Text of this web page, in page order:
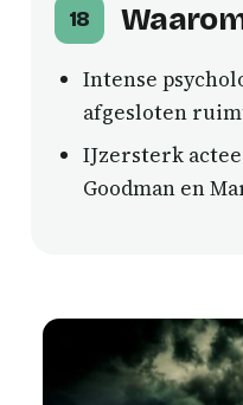
18
Intense
afgesloten
IJzersterk
Goodman en